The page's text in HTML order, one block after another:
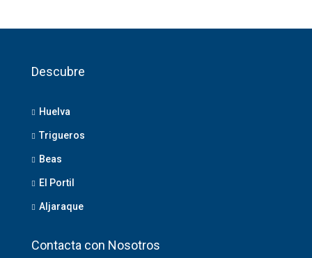
Descubre
Huelva
Trigueros
Beas
El Portil
Aljaraque
Contacta con Nosotros